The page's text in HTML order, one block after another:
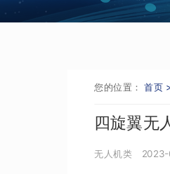
您的位置：首页
四旋翼无
无人机类